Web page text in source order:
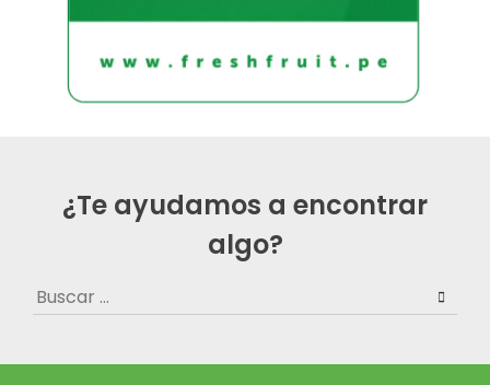
¿Te ayudamos a encontrar
algo?
Buscar: